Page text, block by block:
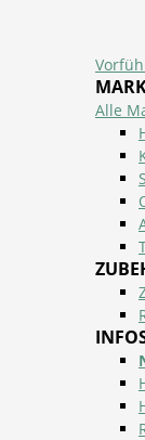
Alle